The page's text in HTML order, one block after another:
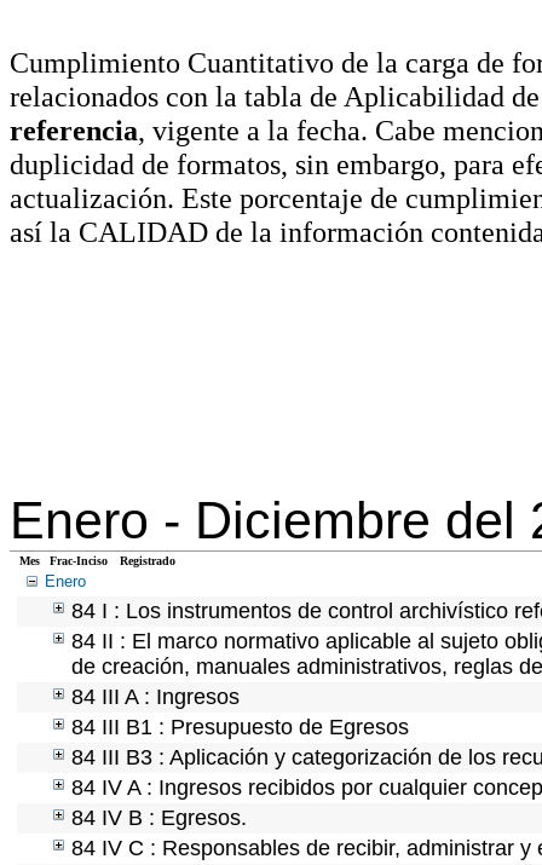
Cumplimiento Cuantitativo de la carga de
relacionados con la tabla de Aplicabilidad
referencia, vigente a la fecha. Cabe
duplicidad de formatos, sin embargo, para
actualización. Este porcentaje de
así la CALIDAD de la información
Enero - Diciembre del
Mes Frac-Inciso Registrado
Enero
84 I : Los instrumentos de control archivístico
84 II : El marco normativo aplicable al sujeto
de creación, manuales administrativos, reglas
84 III A : Ingresos
84 III B1 : Presupuesto de Egresos
84 III B3 : Aplicación y categorización de los
84 IV A : Ingresos recibidos por cualquier
84 IV B : Egresos.
84 IV C : Responsables de recibir, administrar y